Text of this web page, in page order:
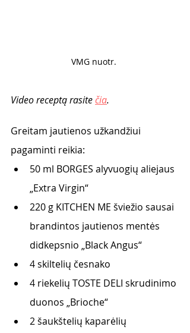
VMG nuotr.
Video receptą rasite čia.
Greitam jautienos užkandžiui
pagaminti reikia:
50 ml BORGES alyvuogių aliejaus
„Extra Virgin“
220 g KITCHEN ME šviežio sausai
brandintos jautienos mentės
didkepsnio „Black Angus“
4 skiltelių česnako
4 riekelių TOSTE DELI skrudinimo
duonos „Brioche“
2 šaukštelių kaparėlių